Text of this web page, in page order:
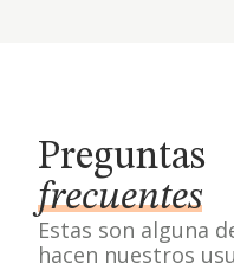
Preguntas
frecuentes
Estas son alguna
hacen nuestros